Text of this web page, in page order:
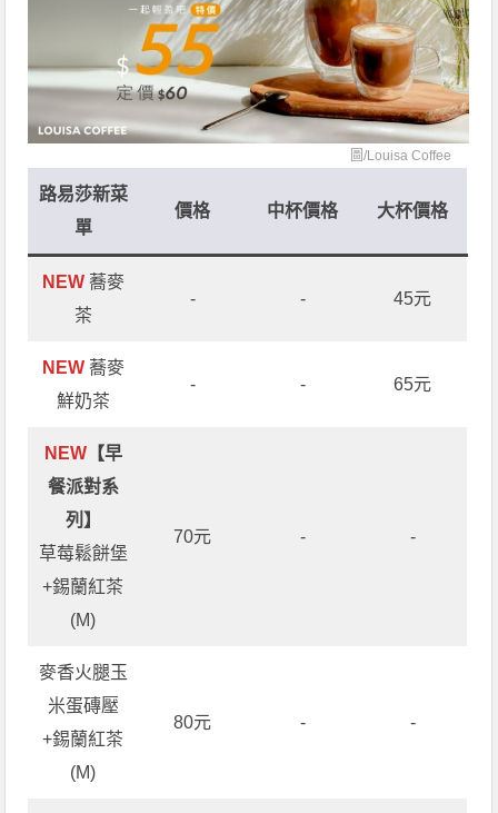
圖/Louisa Coffee
路易莎新菜
單
價格 中杯價格 大杯價格
NEW蕎麥
茶
- - 45元
NEW蕎麥
鮮奶茶
- - 65元
NEW【早
餐派對系
列】
草莓鬆餅堡
+錫蘭紅茶
(M)
70元 - -
麥香火腿玉
米蛋磚壓
+錫蘭紅茶
(M)
80元 - -